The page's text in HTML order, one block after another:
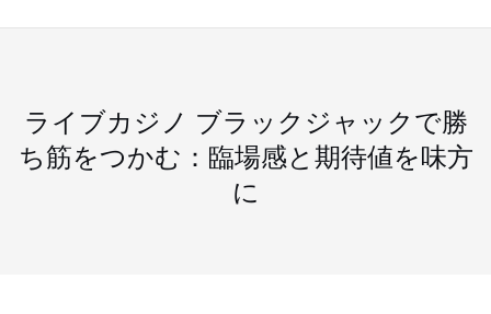
ライブカジノ ブラックジャックで勝
ち筋をつかむ：臨場感と期待値を味方
に